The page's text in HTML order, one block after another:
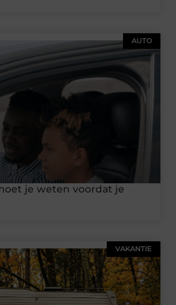
AUTO
je weten voordat je
VAKANTIE